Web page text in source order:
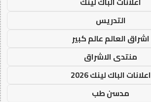
التدريس
اشراق العالم عالم كبير
منتدى الاشراق
اعلانات الباك لينك 2026
مدسن طب